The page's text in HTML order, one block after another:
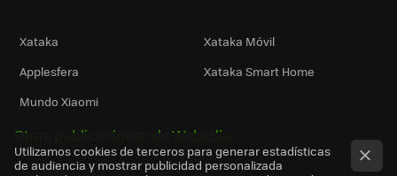
Xataka
Xataka Móvil
Applesfera
Xataka Smart Home
Mundo Xiaomi
Otras publicaciones de Webedia
Utilizamos cookies de terceros para generar estadísticas
de audiencia y mostrar publicidad personalizada